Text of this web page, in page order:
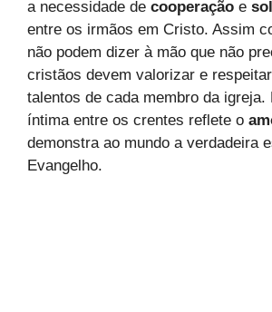
a necessidade de cooperação e
entre os irmãos em Cristo. Assim
não podem dizer à mão que não
cristãos devem valorizar e
talentos de cada membro da igreja.
íntima entre os crentes reflete o
demonstra ao mundo a verdadeira
Evangelho.